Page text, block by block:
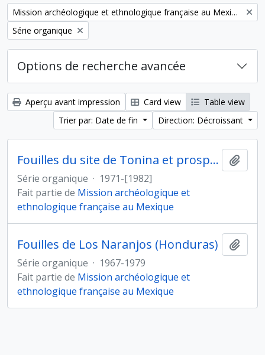
Remove filter:
Mission archéologique et ethnologique française au Mexique
Remove filter:
Série organique
Options de recherche avancée
Aperçu avant impression Card view
Table view
Trier par: Date de fin
Direction: Décroissant
Fouilles du site de Tonina et prospections dans la vallée d'Ocosingo (Mexique)
Série organique · 1971-[1982]
Fait partie de Mission archéologique et
ethnologique française au Mexique
Fouilles de Los Naranjos (Honduras)
Série organique · 1967-1979
Fait partie de Mission archéologique et
ethnologique française au Mexique